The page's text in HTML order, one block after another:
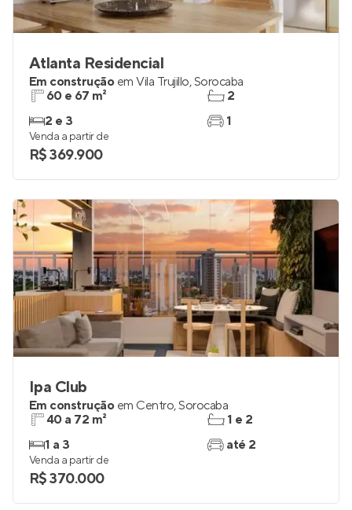
Atlanta Residencial
Em construção em Vila Trujillo,Sorocaba
60 e 67 m²
2 e 3
2
1
Venda a partir de
R$ 369.900
Ipa Club
Em construção em Centro,Sorocaba
40 a 72 m²
1 a 3
1 e 2
até 2
Venda a partir de
R$ 370.000